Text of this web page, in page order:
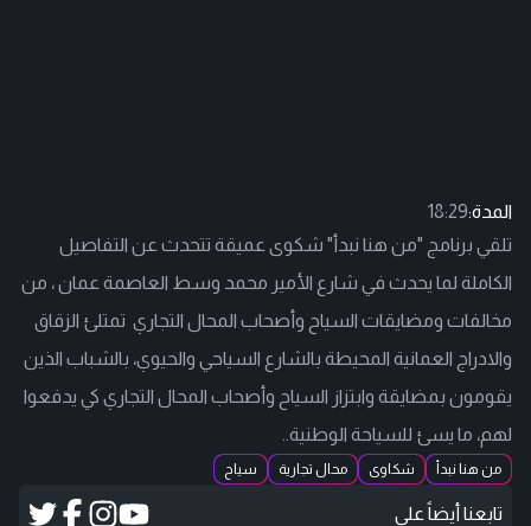
المدة:18:29
تلقي برنامج "من هنا نبدأ" شكوى عميقة تتحدث عن التفاصيل
الكاملة لما يحدث في شارع الأمير محمد وسط العاصمة عمان ، من
مخالفات ومضايقات السياح وأصحاب المحال التجاري تمتلئ الزقاق
والادراج العمانية المحيطة بالشارع السياحي والحيوي، بالشباب الذين
يقومون بمضايقة وابتزاز السياح وأصحاب المحال التجاري كي يدفعوا
لهم، ما يسئ للسياحة الوطنية..
من هنا نبدأ شكاوى محال تجارية سياح
تابعنا أيضاً على